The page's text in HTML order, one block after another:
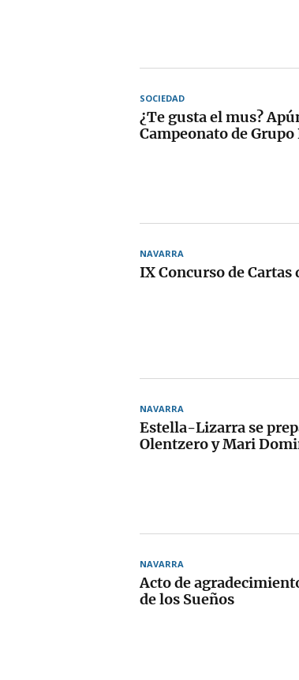
SOCIEDAD
¿Te gusta el mus?
Campeonato de
NAVARRA
IX Concurso de
NAVARRA
Estella-Lizarra se
Olentzero y Mari
NAVARRA
Acto de
de los Sueños